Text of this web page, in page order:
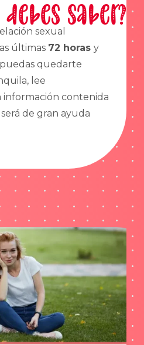
debes saber?
sexual
últimas 72 horas y
quedarte
lee
contenida
de gran ayuda